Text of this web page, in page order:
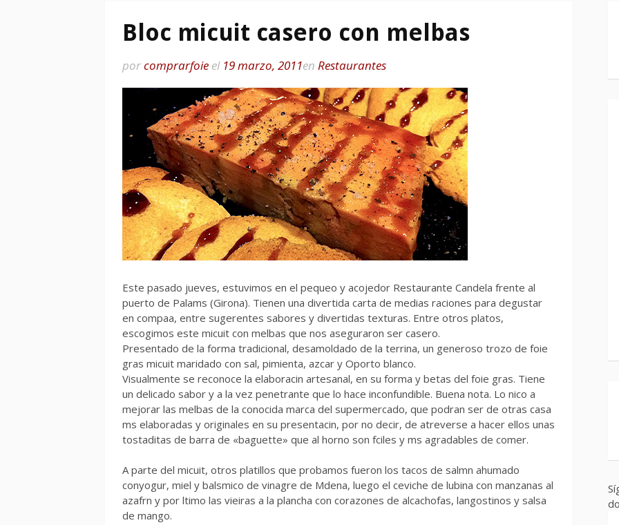
Bloc micuit casero con melbas
porcomprarfoie el 19 marzo, 2011en Restaurantes
Este pasado jueves, estuvimos en el pequeo y acojedor Restaurante Candela frente al
puerto de Palams (Girona). Tienen una divertida carta de medias raciones para degustar
en compaa, entre sugerentes sabores y divertidas texturas. Entre otros platos,
escogimos este micuit con melbas que nos aseguraron ser casero.
Presentado de la forma tradicional, desamoldado de la terrina, un generoso trozo de foie
gras micuit maridado con sal, pimienta, azcar y Oporto blanco.
Visualmente se reconoce la elaboracin artesanal, en su forma y betas del foie gras. Tiene
un delicado sabor y a la vez penetrante que lo hace inconfundible. Buena nota. Lo nico a
mejorar las melbas de la conocida marca del supermercado, que podran ser de otras casa
ms elaboradas y originales en su presentacin, por no decir, de atreverse a hacer ellos unas
tostaditas de barra de «baguette» que al horno son fciles y ms agradables de comer.
A parte del micuit, otros platillos que probamos fueron los tacos de salmn ahumado
conyogur, miel y balsmico de vinagre de Mdena, luego el ceviche de lubina con manzanas al
azafrn y por ltimo las vieiras a la plancha con corazones de alcachofas, langostinos y salsa
de mango.